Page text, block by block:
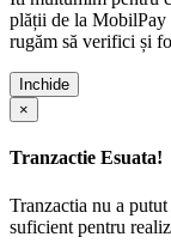
plății de la MobilPay
rugăm să verifici și
Inchide
×
Tranzactie Esuata!
Tranzactia nu a
suficient pentru